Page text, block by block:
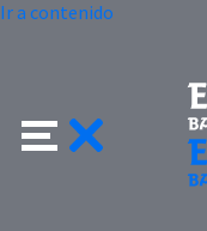
Ir a contenido